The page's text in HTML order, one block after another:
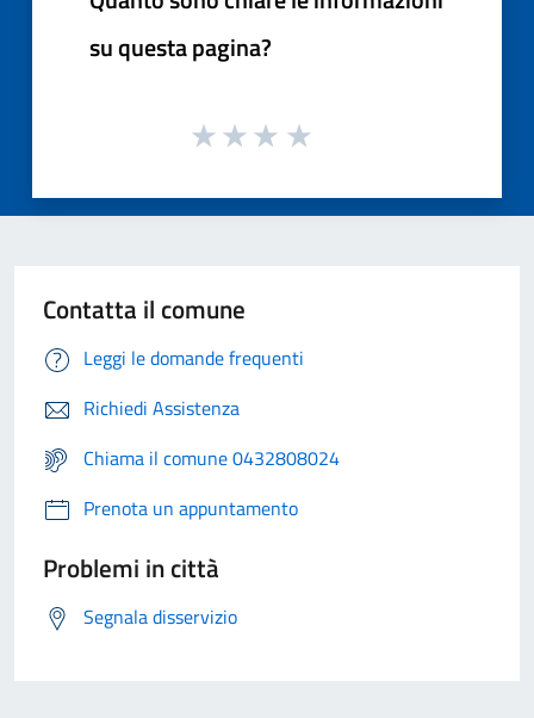
su questa pagina?
Contatta il comune
Leggi le domande frequenti
Richiedi Assistenza
Chiama il comune 0432808024
Prenota un appuntamento
Problemi in città
Segnala disservizio